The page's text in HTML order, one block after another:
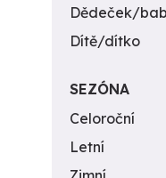
Dědeček/
Dítě/dítko
SEZÓNA
Celoroční
Letní